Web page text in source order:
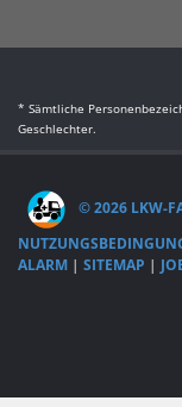
* Sämtliche
Geschlechter.
© 2026 LKW-
ALARM | SITEMAP |